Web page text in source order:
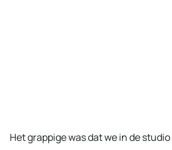
Het grappige was dat we in de